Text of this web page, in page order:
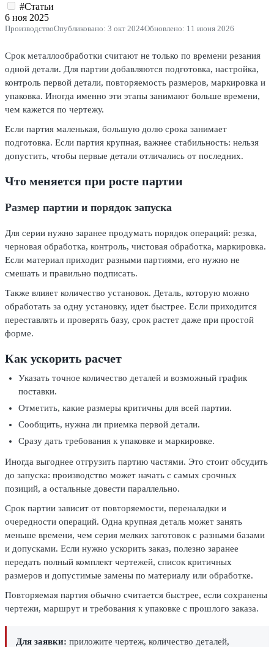
#Статьи
6 ноя 2025
ПроизводствоОпубликовано: 3 окт 2024Обновлено: 11 июня 2026
Срок металлообработки считают не только по времени резания
одной детали. Для партии добавляются подготовка, настройка,
контроль первой детали, повторяемость размеров, маркировка и
упаковка. Иногда именно эти этапы занимают больше времени,
чем кажется по чертежу.
Если партия маленькая, большую долю срока занимает
подготовка. Если партия крупная, важнее стабильность: нельзя
допустить, чтобы первые детали отличались от последних.
Что меняется при росте партии
Размер партии и порядок запуска
Для серии нужно заранее продумать порядок операций: резка,
черновая обработка, контроль, чистовая обработка, маркировка.
Если материал приходит разными партиями, его нужно не
смешать и правильно подписать.
Также влияет количество установок. Деталь, которую можно
обработать за одну установку, идет быстрее. Если приходится
переставлять и проверять базу, срок растет даже при простой
форме.
Как ускорить расчет
Указать точное количество деталей и возможный график
поставки.
Отметить, какие размеры критичны для всей партии.
Сообщить, нужна ли приемка первой детали.
Сразу дать требования к упаковке и маркировке.
Иногда выгоднее отгрузить партию частями. Это стоит обсудить
до запуска: производство может начать с самых срочных
позиций, а остальные довести параллельно.
Срок партии зависит от повторяемости, переналадки и
очередности операций. Одна крупная деталь может занять
меньше времени, чем серия мелких заготовок с разными базами
и допусками. Если нужно ускорить заказ, полезно заранее
передать полный комплект чертежей, список критичных
размеров и допустимые замены по материалу или обработке.
Повторяемая партия обычно считается быстрее, если сохранены
чертежи, маршрут и требования к упаковке с прошлого заказа.
Для заявки: приложите чертеж, количество деталей,